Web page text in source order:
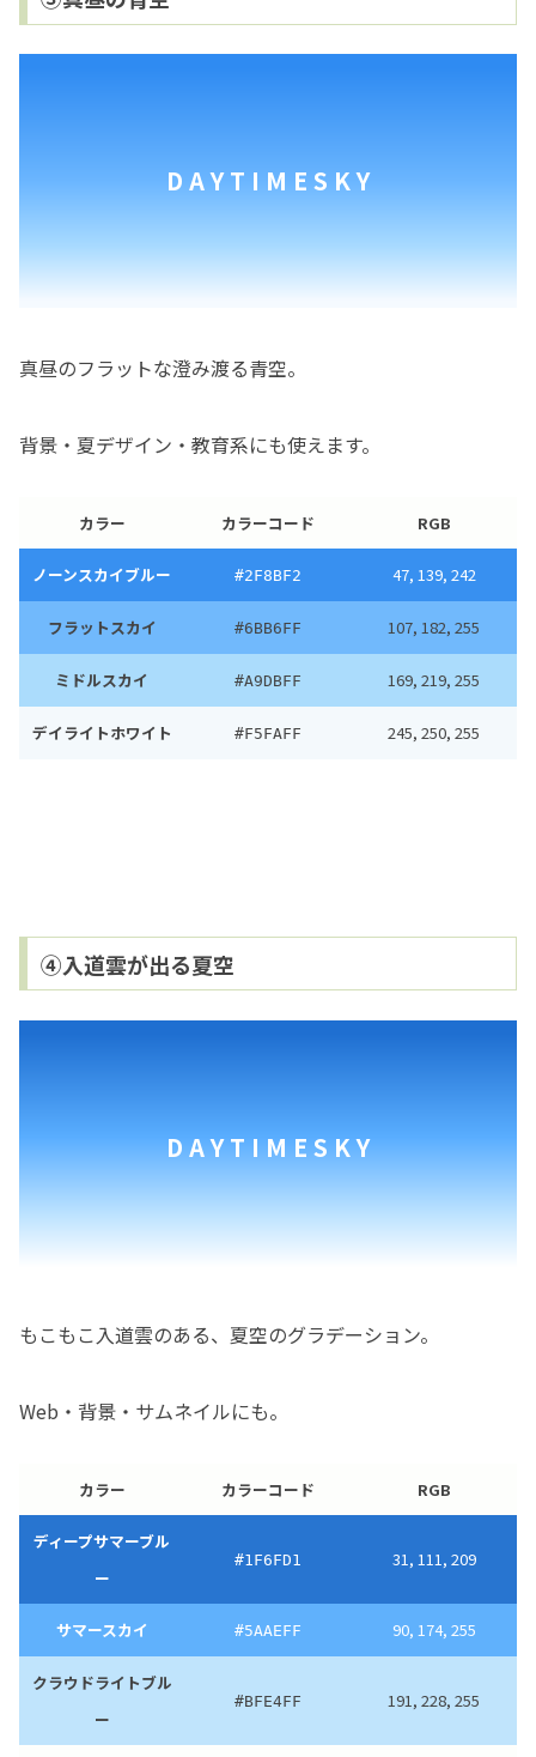
D A Y T I M E S K Y
真昼のフラットな澄み渡る青空。
背景・夏デザイン・教育系にも使えます。
カラー カラーコード RGB
ノーンスカイブルー #2F8BF2 47, 139, 242
フラットスカイ #6BB6FF 107, 182, 255
ミドルスカイ #A9DBFF 169, 219, 255
デイライトホワイト #F5FAFF 245, 250, 255
④入道雲が出る夏空
D A Y T I M E S K Y
もこもこ入道雲のある、夏空のグラデーション。
Web・背景・サムネイルにも。
カラー カラーコード RGB
ディープサマーブル
ー
#1F6FD1 31, 111, 209
サマースカイ #5AAEFF 90, 174, 255
クラウドライトブル
ー
#BFE4FF 191, 228, 255